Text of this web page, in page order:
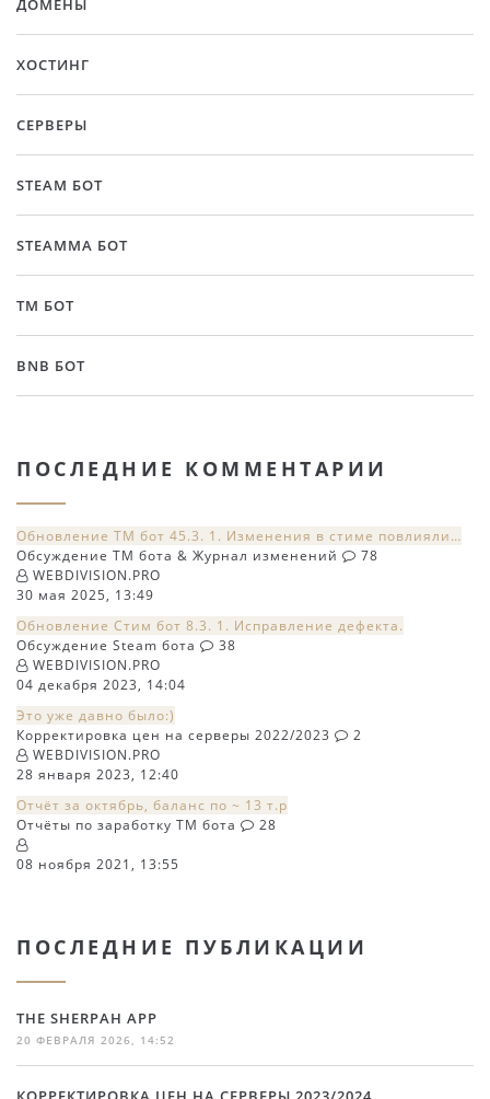
ДОМЕНЫ
ХОСТИНГ
СЕРВЕРЫ
STEAM БОТ
STEAMMA БОТ
TM БОТ
BNB БОТ
ПОСЛЕДНИЕ КОММЕНТАРИИ
Обновление TM бот 45.3. 1. Изменения в стиме повлияли…
Обсуждение TM бота & Журнал изменений
78
WEBDIVISION.PRO
30 мая 2025, 13:49
Обновление Стим бот 8.3. 1. Исправление дефекта.
Обсуждение Steam бота
38
WEBDIVISION.PRO
04 декабря 2023, 14:04
Это уже давно было:)
Корректировка цен на серверы 2022/2023
2
WEBDIVISION.PRO
28 января 2023, 12:40
Отчёт за октябрь, баланс по ~ 13 т.р
Отчёты по заработку TM бота
28
08 ноября 2021, 13:55
ПОСЛЕДНИЕ ПУБЛИКАЦИИ
THE SHERPAH APP
20 ФЕВРАЛЯ 2026, 14:52